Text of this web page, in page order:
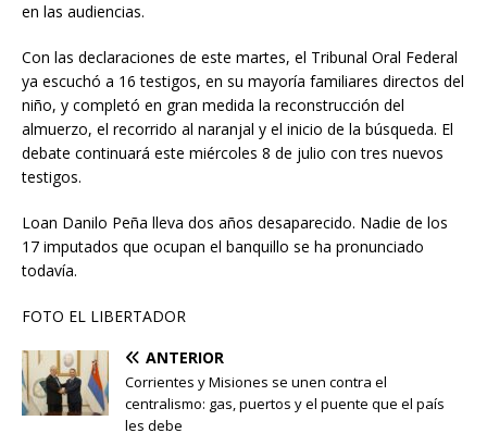
en las audiencias.
Con las declaraciones de este martes, el Tribunal Oral Federal
ya escuchó a 16 testigos, en su mayoría familiares directos del
niño, y completó en gran medida la reconstrucción del
almuerzo, el recorrido al naranjal y el inicio de la búsqueda. El
debate continuará este miércoles 8 de julio con tres nuevos
testigos.
Loan Danilo Peña lleva dos años desaparecido. Nadie de los
17 imputados que ocupan el banquillo se ha pronunciado
todavía.
FOTO EL LIBERTADOR
ANTERIOR
Corrientes y Misiones se unen contra el
centralismo: gas, puertos y el puente que el país
les debe